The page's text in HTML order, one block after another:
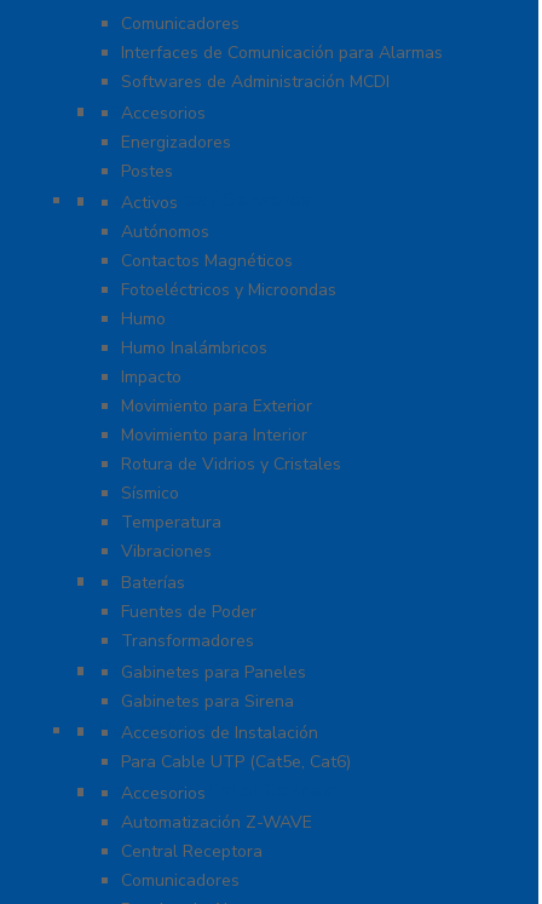
Comunicadores
Interfaces de Comunicación para Alarmas
Softwares de Administración MCDI
Cercas
Accesorios
Energizadores
Postes
Detectores / Sensores
Activos
Autónomos
Contactos Magnéticos
Fotoeléctricos y Microondas
Humo
Humo Inalámbricos
Impacto
Movimiento para Exterior
Movimiento para Interior
Rotura de Vidrios y Cristales
Sísmico
Temperatura
Vibraciones
Energía
Baterías
Fuentes de Poder
Transformadores
Gabinetes y Carcasas
Gabinetes para Paneles
Gabinetes para Sirena
Herramientas
Accesorios de Instalación
Para Cable UTP (Cat5e, Cat6)
Honeywell Total Connect
Accesorios
Automatización Z-WAVE
Central Receptora
Comunicadores